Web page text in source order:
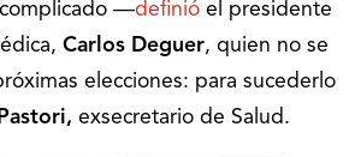
―definió el presidente
Carlos Deguer, quien no se
elecciones: para sucederlo
exsecretario de Salud.